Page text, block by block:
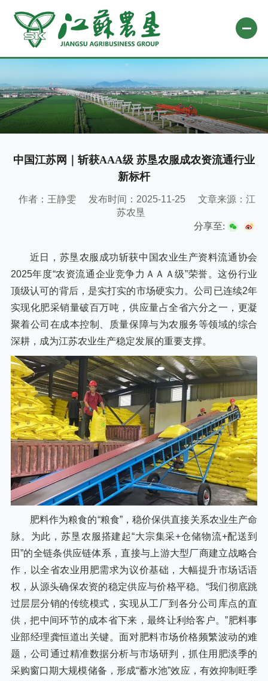
关于农垦
新闻中心
专题栏目
业务平台
中国江苏网｜斩获AAA级 苏垦农服成农资流通行业
新标杆
作者：王静雯 发布时间：2025-11-25
文章来源：江
苏农垦
分享至:
近日，苏垦农服成功斩获中国农业生产资料流通协会
2025年度“农资流通企业竞争力ＡＡＡ级”荣誉。这份行业
顶级认可的背后，是实打实的市场硬实力。公司已连续2年
实现化肥采销量破百万吨，供应量占全省六分之一，更凝
聚着公司在成本控制、质量保障与为农服务等领域的综合
深耕，成为江苏农业生产稳定发展的重要支撑。
肥料作为粮食的“粮食”，稳价保供直接关系农业生产命
脉。为此，苏垦农服搭建起“大宗集采+仓储物流+配送到
田”的全链条供应链体系，直接与上游大型厂商建立战略合
作，以全省农业用肥需求为议价基础，大幅提升市场话语
权，从源头确保农资的稳定供应与价格平稳。“我们彻底跳
过层层分销的传统模式，实现从工厂到各分公司库点的直
供，把中间环节的成本省下来，最终让利给客户。”肥料事
业部经理龚恒道出关键。面对肥料市场价格频繁波动的难
题，公司通过精准数据分析与市场研判，抓住用肥淡季的
采购窗口期大规模储备，形成“蓄水池”效应，有效抑制旺季